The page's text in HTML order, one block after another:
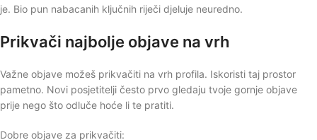
je. Bio pun nabacanih ključnih riječi djeluje neuredno.
Prikvači najbolje objave na vrh
Važne objave možeš prikvačiti na vrh profila. Iskoristi taj prostor
pametno. Novi posjetitelji često prvo gledaju tvoje gornje objave
prije nego što odluče hoće li te pratiti.
Dobre objave za prikvačiti: